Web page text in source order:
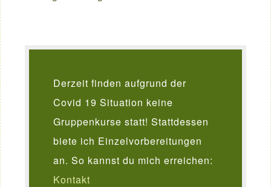
Derzeit finden aufgrund der
Covid 19 Situation keine
Gruppenkurse statt! Stattdessen
biete ich Einzelvorbereitungen
an. So kannst du mich erreichen:
Kontakt